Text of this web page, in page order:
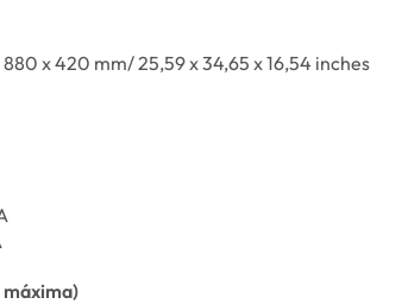
x 420 mm/ 25,59 x 34,65 x 16,54 inches